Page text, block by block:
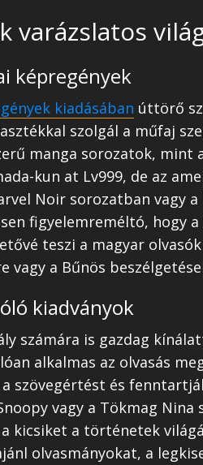
varázslatos
képregények
kiadásában úttörő
szolgál a műfaj
manga sorozatok, mint
kun at Lv999, de az
Noir sorozatban vagy a
figyelemreméltó, hogy
teszi a magyar
vagy a Bűnös
kiadványok
számára is gazdag
alkalmas az olvasás
szövegértést és
vagy a Tökmag Nina
kicsiket a történetek
olvasmányokat, a